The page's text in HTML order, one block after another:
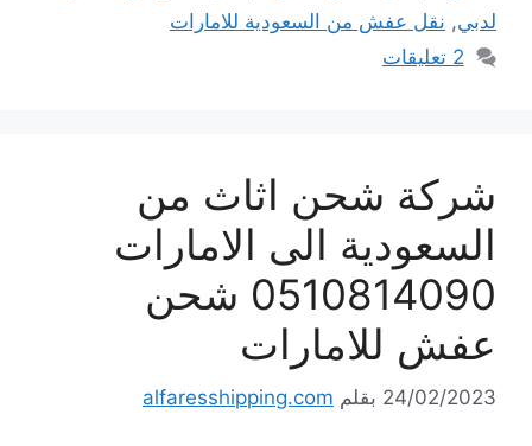
لدبي, نقل عفش من السعودية للامارات
2 تعليقات
شركة شحن اثاث من
السعودية الى الامارات
0510814090 شحن
عفش للامارات
24/02/2023 بقلم alfaresshipping.com